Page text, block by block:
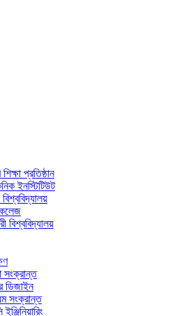
শিক্ষা প্রতিষ্ঠান
ইনস্টিটিউট
কলেজ
বিশ্ববিদ্যালয়
সংক্রান্ত
ডিজাইন
সংক্রান্ত